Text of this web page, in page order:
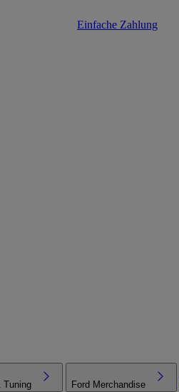
Einfache Zahlung
Tuning Ford Merchandise